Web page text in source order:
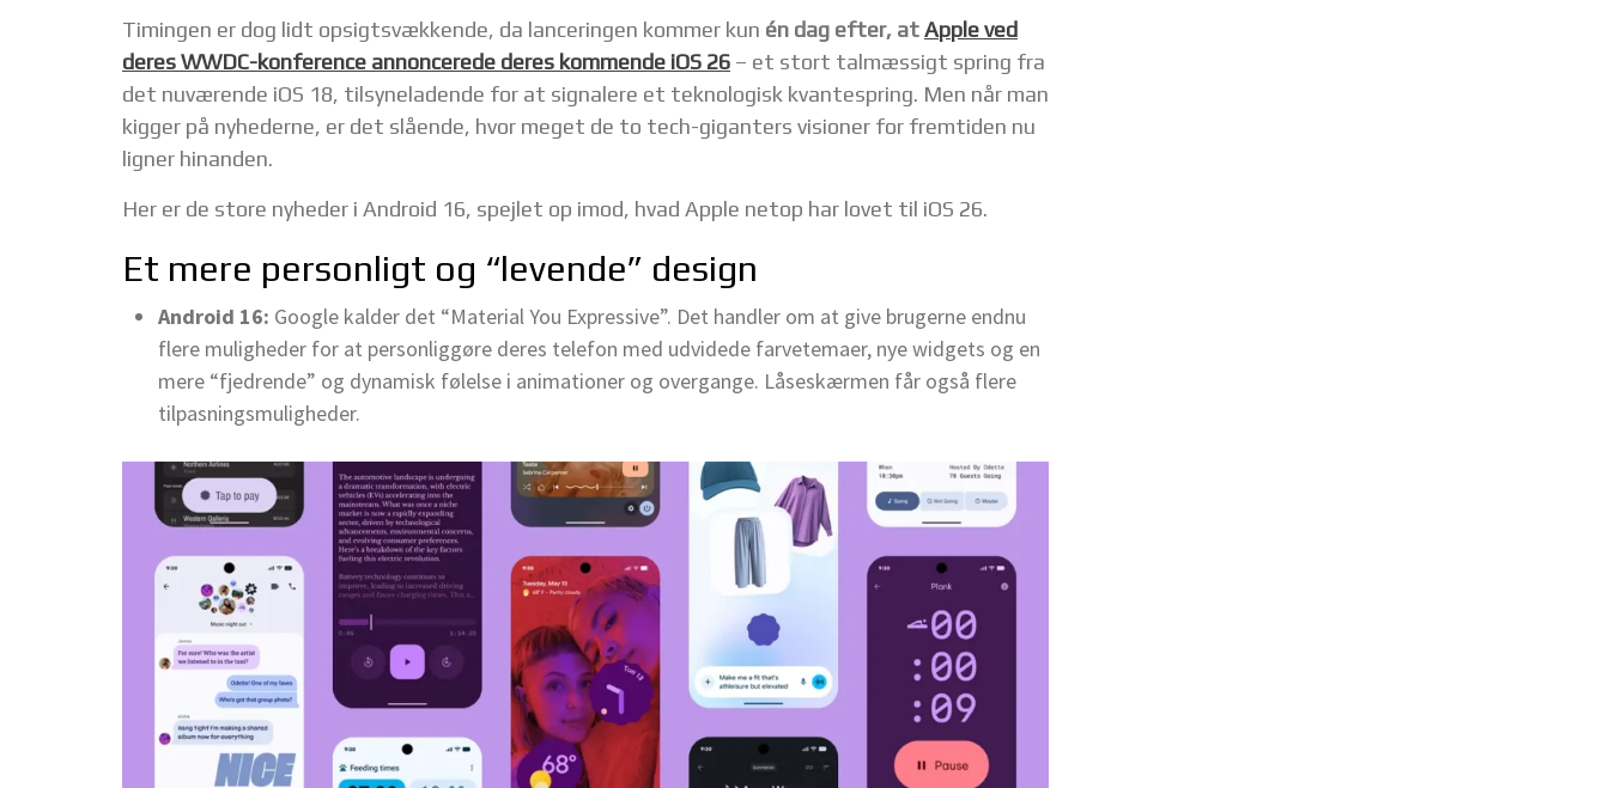
Timingen er dog lidt opsigtsvækkende, da lanceringen kommer kun én dag efter, atApple ved
deres WWDC-konference annoncerede deres kommende iOS 26 – et stort talmæssigt spring fra
det nuværende iOS 18, tilsyneladende for at signalere et teknologisk kvantespring. Men når man
kigger på nyhederne, er det slående, hvor meget de to tech-giganters visioner for fremtiden nu
ligner hinanden.
Her er de store nyheder i Android 16, spejlet op imod, hvad Apple netop har lovet til iOS 26.
Et mere personligt og “levende” design
Android 16: Google kalder det “Material You Expressive”. Det handler om at give brugerne endnu
flere muligheder for at personliggøre deres telefon med udvidede farvetemaer, nye widgets og en
mere “fjedrende” og dynamisk følelse i animationer og overgange. Låseskærmen får også flere
tilpasningsmuligheder.